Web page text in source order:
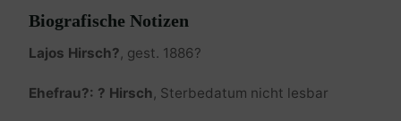
Biografische Notizen
Lajos Hirsch?, gest. 1886?
Ehefrau?: ? Hirsch, Sterbedatum nicht lesbar